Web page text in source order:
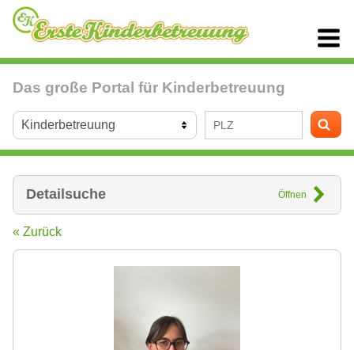
Das große Portal für Kinderbetreuung
Detailsuche Öffnen
« Zurück